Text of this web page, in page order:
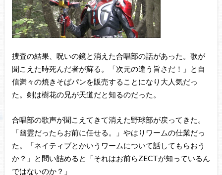
捜査の結果、呪いの鏡と消えた合唱部の話があった。歌が
聞こえた時死んだ者が蘇る。「次元の違う旨さだ！」と自
信満々の焼きそばパンを販売することになり大人気だっ
た。剣は樹花の兄が天道だと知るのだった。
合唱部の歌声が聞こえてきて消えた野球部が戻ってきた。
「幽霊だったらお前に任せる。」やはりワームの仕業だっ
た。「ネイティブとかいうワームについて話してもらおう
か？」と問い詰めると「それはお前らZECTが知っているん
ではないのか？」